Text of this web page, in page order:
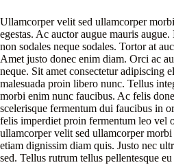
Ullamcorper velit sed ullamcorper
egestas. Ac auctor augue mauris
non sodales neque sodales. Tortor at
Amet justo donec enim diam. Orci ac
neque. Sit amet consectetur adipiscing
malesuada proin libero nunc. Tellus
morbi enim nunc faucibus. Ac felis
scelerisque fermentum dui faucibus in
felis imperdiet proin fermentum leo vel
ullamcorper velit sed ullamcorper
etiam dignissim diam quis. Justo nec
sed. Tellus rutrum tellus pellentesque